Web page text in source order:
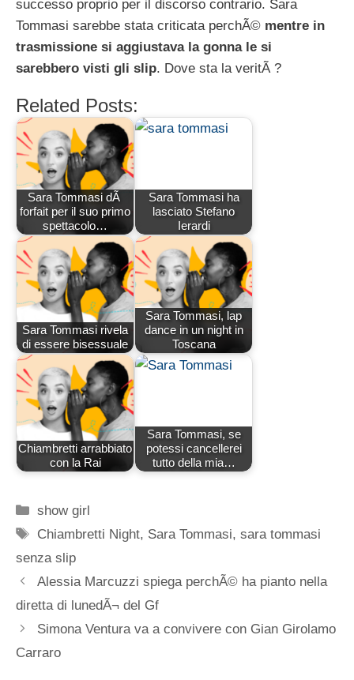
successo proprio per il discorso contrario. Sara
Tommasi sarebbe stata criticata perchÃ© mentre in
trasmissione si aggiustava la gonna le si
sarebbero visti gli slip. Dove sta la veritÃ ?
Related Posts:
Sara Tommasi dÃ
forfait per il suo primo
spettacolo…
Sara Tommasi ha
lasciato Stefano
Ierardi
Sara Tommasi rivela
di essere bisessuale
Sara Tommasi, lap
dance in un night in
Toscana
Chiambretti arrabbiato
con la Rai
Sara Tommasi, se
potessi cancellerei
tutto della mia…
Categorie
show girl
Tag
Chiambretti Night, Sara Tommasi,sara tommasi
senza slip
Alessia Marcuzzi spiega perchÃ© ha pianto nella
diretta di lunedÃ¬ del Gf
Simona Ventura va a convivere con Gian Girolamo
Carraro